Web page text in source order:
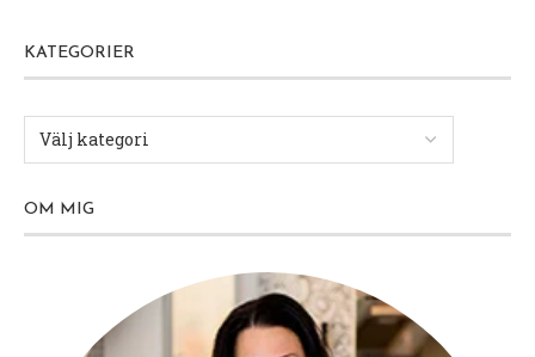
KATEGORIER
OM MIG